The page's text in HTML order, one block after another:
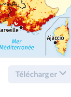
Télécharger